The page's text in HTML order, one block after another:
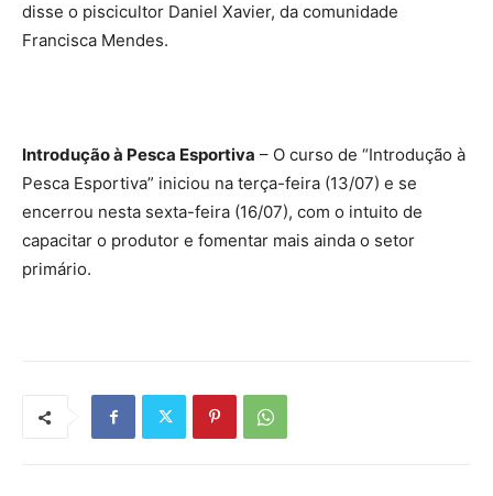
disse o piscicultor Daniel Xavier, da comunidade
Francisca Mendes.
Introdução à Pesca Esportiva – O curso de “Introdução à
Pesca Esportiva” iniciou na terça-feira (13/07) e se
encerrou nesta sexta-feira (16/07), com o intuito de
capacitar o produtor e fomentar mais ainda o setor
primário.